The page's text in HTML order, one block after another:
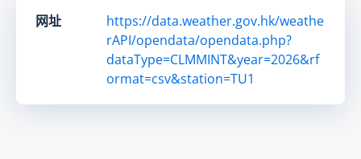
网址
https://data.weather.gov.hk/weathe
rAPI/opendata/opendata.php?
dataType=CLMMINT&year=2026&rf
ormat=csv&station=TU1